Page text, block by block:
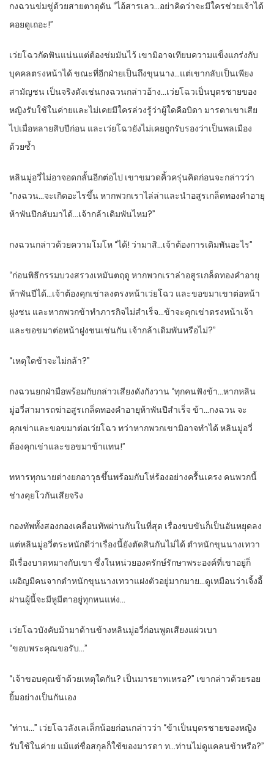
กงฉวนข่มขู่ด้วยสายตาดุดัน “ไอ้สารเลว…อย่าคิดว่าจะมีใครช่วยเจ้าได้
คอยดูเถอะ!”
เว่ยโฉวกัดฟันแน่นแต่ต้องข่มมันไว้ เขามิอาจเทียบความแข็งแกร่งกับ
บุคคลตรงหน้าได้ ขณะที่อีกฝ่ายเป็นถึงขุนนาง…แต่เขากลับเป็นเพียง
สามัญชน เป็นจริงดังเช่นกงฉวนกล่าวอ้าง…เว่ยโฉวเป็นบุตรชายของ
หญิงรับใช้ในค่ายและไม่เคยมีใครล่วงรู้ว่าผู้ใดคือบิดา มารดาเขาเสีย
ไปเมื่อหลายสิบปีก่อน และเว่ยโฉวยังไม่เคยถูกรับรองว่าเป็นพลเมือง
ด้วยซ้ำ
หลินมู่อวี่ไม่อาจอดกลั้นอีกต่อไป เขาขมวดคิ้วครุ่นคิดก่อนจะกล่าวว่า
“กงฉวน…จะเกิดอะไรขึ้น หากพวกเราไล่ล่าและนำอสูรเกล็ดทองคำอายุ
ห้าพันปีกลับมาได้…เจ้ากล้าเดิมพันไหม?”
กงฉวนกล่าวด้วยความโมโห “ได้! ว่ามาสิ…เจ้าต้องการเดิมพันอะไร”
“ก่อนพิธีกรรมบวงสรวงเหมันตฤดู หากพวกเราล่าอสูรเกล็ดทองคำอายุ
ห้าพันปีได้…เจ้าต้องคุกเข่าลงตรงหน้าเว่ยโฉว และขอขมาเขาต่อหน้า
ฝูงชน และหากพวกข้าทำภารกิจไม่สำเร็จ…ข้าจะคุกเข่าตรงหน้าเจ้า
และขอขมาต่อหน้าฝูงชนเช่นกัน เจ้ากล้าเดิมพันหรือไม่?”
“เหตุใดข้าจะไม่กล้า?”
กงฉวนยกฝ่ามือพร้อมกับกล่าวเสียงดังกังวาน “ทุกคนฟังข้า…หากหลิน
มู่อวี่สามารถฆ่าอสูรเกล็ดทองคำอายุห้าพันปีสำเร็จ ข้า…กงฉวน จะ
คุกเข่าและขอขมาต่อเว่ยโฉว ทว่าหากพวกเขามิอาจทำได้ หลินมู่อวี่
ต้องคุกเข่าและขอขมาข้าแทน!”
ทหารทุกนายต่างยกอาวุธขึ้นพร้อมกับโห่ร้องอย่างครื้นเครง คนพวกนี้
ช่างคุยโวกันเสียจริง
กองทัพทั้งสองกองเคลื่อนทัพผ่านกันในที่สุด เรื่องขบขันก็เป็นอันหยุดลง
แต่หลินมู่อวี่ตระหนักดีว่าเรื่องนี้ยังตัดสินกันไม่ได้ ตำหนักขุนนางเทวา
มีเรื่องบาดหมางกับเขา ซึ่งในหน่วยองครักษ์รักษาพระองค์ที่เขาอยู่ก็
เผอิญมีคนจากตำหนักขุนนางเทวาแฝงตัวอยู่มากมาย…ดูเหมือนว่าเจิ้งอี้
ฝานผู้นี้จะมีหูมีตาอยู่ทุกหนแห่ง…
เว่ยโฉวบังคับม้ามาด้านข้างหลินมู่อวี่ก่อนพูดเสียงแผ่วเบา
“ขอบพระคุณขอรับ…”
“เจ้าขอบคุณข้าด้วยเหตุใดกัน? เป็นมารยาทเหรอ?” เขากล่าวด้วยรอย
ยิ้มอย่างเป็นกันเอง
“ท่าน…” เว่ยโฉวลังเลเล็กน้อยก่อนกล่าวว่า “ข้าเป็นบุตรชายของหญิง
รับใช้ในค่าย แม้แต่ชื่อสกุลก็ใช้ของมารดา ท…ท่านไม่ดูแคลนข้าหรือ?”